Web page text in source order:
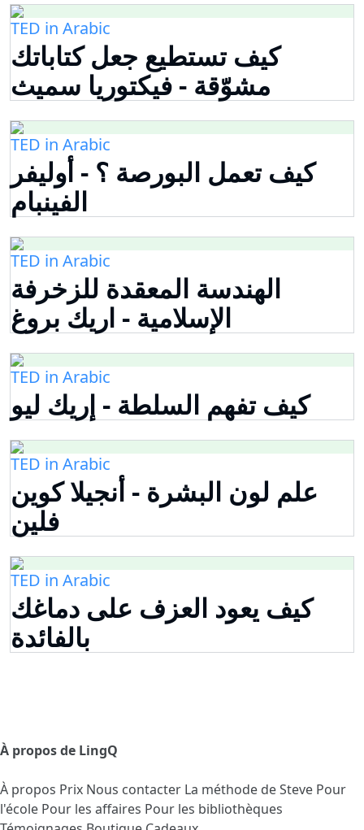
TED in Arabic
كيف تستطيع جعل كتاباتك
مشوّقة - فيكتوريا سميث
TED in Arabic
كيف تعمل البورصة ؟ - أوليفر
الفينبام
TED in Arabic
الهندسة المعقدة للزخرفة
الإسلامية - اريك بروغ
TED in Arabic
كيف تفهم السلطة - إريك ليو
TED in Arabic
علم لون البشرة - أنجيلا كوين
فلين
TED in Arabic
كيف يعود العزف على دماغك
بالفائدة
À propos de LingQ
À propos Prix Nous contacter La méthode de Steve Pour
l'école Pour les affaires Pour les bibliothèques